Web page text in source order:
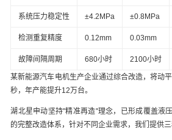
系统压力稳定性 ±4.2MPa ±0.8MPa
检测重复精度 0.12mm 0.03mm
故障间隔周期 680小时 2100小时
某新能源汽车电机生产企业通过综合改造，将动
秒，年产能提升12万台。
湖北星申动坚持"精准再造"理念，已形成覆盖液
的完整改造体系，针对不同企业需求，我们提供三